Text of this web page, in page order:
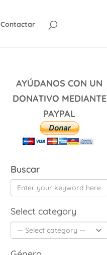
Contactar
AYÚDANOS CON UN
DONATIVO MEDIANTE
PAYPAL
Buscar
Select category